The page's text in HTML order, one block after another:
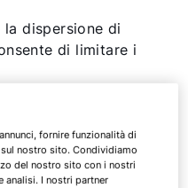
dispersione di
di limitare i
calore che
calda poi circola nei
a
Trattandosi di
fornire funzionalità di
nostro sito. Condividiamo
del nostro sito con i nostri
analisi. I nostri partner